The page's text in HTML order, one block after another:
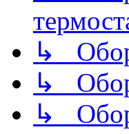
↳
↳
↳